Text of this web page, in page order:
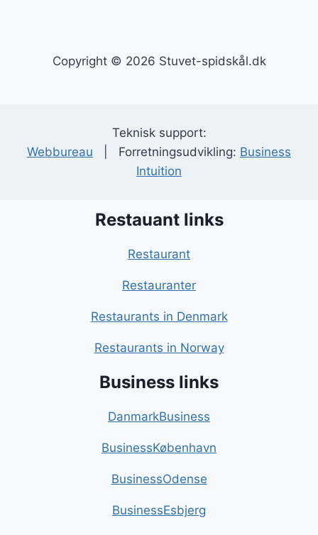
Copyright © 2026 Stuvet-spidskål.dk
Teknisk support:
Webbureau | Forretningsudvikling: Business
Intuition
Restauant links
Restaurant
Restauranter
Restaurants in Denmark
Restaurants in Norway
Business links
DanmarkBusiness
BusinessKøbenhavn
BusinessOdense
BusinessEsbjerg